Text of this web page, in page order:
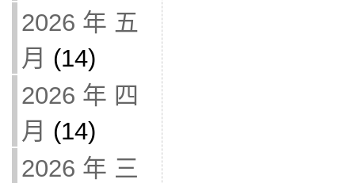
2026 年 五
月 (14)
2026 年 四
月 (14)
2026 年 三